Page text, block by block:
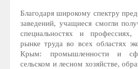
Благодаря широкому спектру
заведений, учащиеся смогли
специальностях и профессиях,
рынке труда во всех областях
Крым: промышленности и
сельском и лесном хозяйстве,